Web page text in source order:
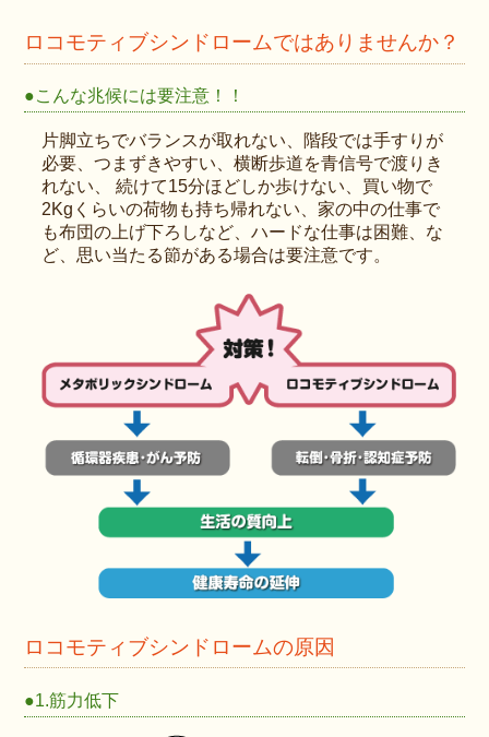
ロコモティブシンドロームではありませんか？
●こんな兆候には要注意！！
片脚立ちでバランスが取れない、階段では手すりが
必要、つまずきやすい、横断歩道を青信号で渡りき
れない、 続けて15分ほどしか歩けない、買い物で
2Kgくらいの荷物も持ち帰れない、家の中の仕事で
も布団の上げ下ろしなど、ハードな仕事は困難、な
ど、思い当たる節がある場合は要注意です。
ロコモティブシンドロームの原因
●1.筋力低下